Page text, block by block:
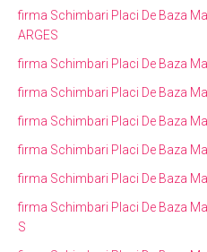
firma Schimbari Placi De Baza
ARGES
firma Schimbari Placi De Baza
firma Schimbari Placi De Baza
firma Schimbari Placi De Baza
firma Schimbari Placi De Baza
firma Schimbari Placi De Baza
firma Schimbari Placi De Baza
S